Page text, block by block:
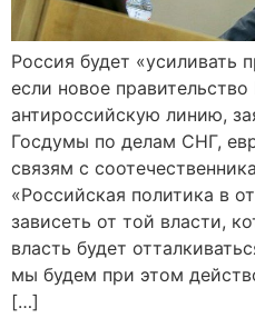
Россия будет «усиливать
если новое
антироссийскую линию,
Госдумы по делам СНГ,
связям с
«Российская политика в
зависеть от той власти,
власть будет
мы будем при этом
[…]